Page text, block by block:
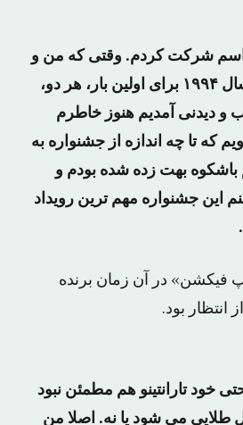
شرکت کردم. وقتی که من و
کوئنتین تارانتینو در سال ۱۹۹۴ برای اولین بار، هر دو،
و دیدنی آمدیم هنوز خاطرم
که تا چه اندازه از جشنواره به
باشکوه بهت زده شده بودم و
این جشنواره مهم ترین رویداد
فیکشن» در آن زمان برنده
انتظار بود.
خود تارانتینو هم مطمئن نبود
طلایی می شود یا نه. اصلا من